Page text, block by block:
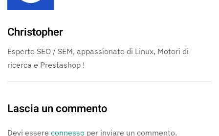
Christopher
Esperto SEO / SEM, appassionato di Linux, Motori di
ricerca e Prestashop !
Lascia un commento
Devi essere connesso per inviare un commento.